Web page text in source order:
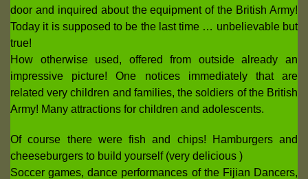
door and inquired about the equipment of the British Army!
Today it is supposed to be the last time … unbelievable but
true!
How otherwise used, offered from outside already an
impressive picture! One notices immediately that are
related very children and families, the soldiers of the British
Army! Many attractions for children and adolescents.
Of course there were fish and chips! Hamburgers and
cheeseburgers to build yourself (very delicious )
Soccer games, dance performances of the Fijian Dancers,